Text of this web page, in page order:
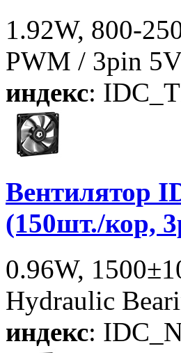
1.92W, 800-
PWM / 3pin
индекс:
Вентилятор
(150шт./кор,
0.96W,
Hydraulic
индекс: